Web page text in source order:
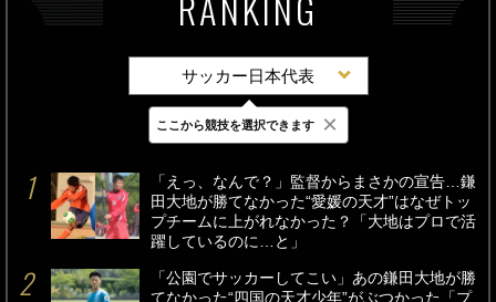
サッカー日本代表
最新 24時間 週間
「えっ、なんで？」監督からまさかの宣告…鎌
田大地が勝てなかった“愛媛の天才”はなぜトッ
プチームに上がれなかった？「大地はプロで活
躍しているのに…と」
「公園でサッカーしてこい」あの鎌田大地が勝
てなかった“四国の天才少年”がぶつかった「プ
ここから競技を選択できます ×